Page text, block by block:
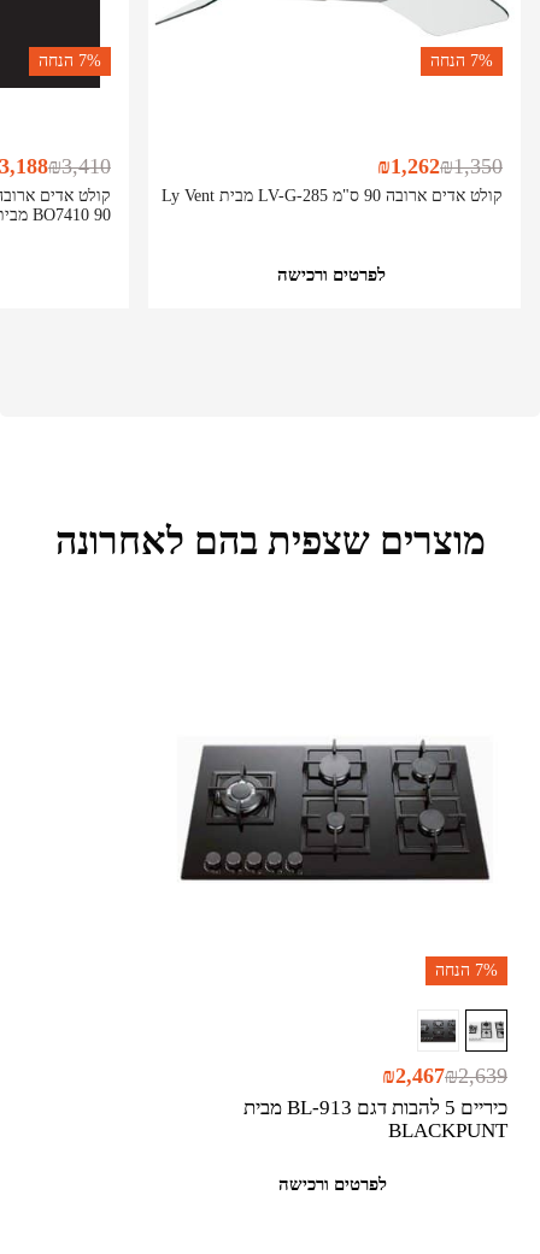
7% הנחה
קולט אדים ארובה 90 ס"מ LV-G-285 מבית Ly Vent
₪1,350
₪1,262
לפרטים ורכישה
7% הנחה
BO7410 90 מבית Bompani
₪3,410
מוצרים שצפית בהם לאחרונה
7% הנחה
כיריים 5 להבות דגם BL-913 מבית
BLACKPUNT
₪2,639
₪2,467
לפרטים ורכישה